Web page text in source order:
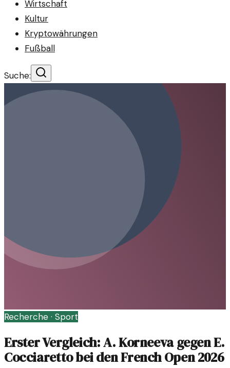
Wirtschaft
Kultur
Kryptowährungen
Fußball
Suche:
Recherche · Sport
Erster Vergleich: A. Korneeva gegen E.
Cocciaretto bei den French Open 2026